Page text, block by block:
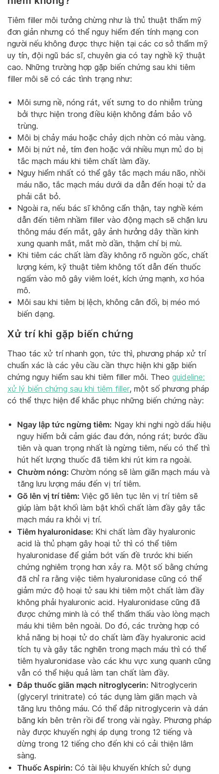
Tiêm filler môi tưởng chừng như là thủ thuật thẩm mỹ
đơn giản nhưng có thể nguy hiểm đến tính mạng con
người nếu không được thực hiện tại các cơ sở thẩm mỹ
uy tín, đội ngũ bác sĩ, chuyên gia có tay nghề kỹ thuật
cao. Những trường hợp gặp biến chứng sau khi tiêm
filler môi sẽ có các tình trạng như:
Môi sưng nề, nóng rát, vết sưng to do nhiễm trùng
bởi thực hiện trong điều kiện không đảm bảo vô
trùng.
Môi bị chảy máu hoặc chảy dịch nhờn có màu vàng.
Môi bị nứt nẻ, tím đen hoặc với nhiều mụn mủ do bị
tắc mạch máu khi tiêm chất làm đầy.
Nguy hiểm nhất có thể gây tắc mạch máu não, nhồi
máu não, tắc mạch máu dưới da dẫn đến hoại tử da
phải cắt bỏ.
Ngoài ra, nếu bác sĩ không cẩn thận, tay nghề kém
dẫn đến tiêm nhầm filler vào động mạch sẽ chặn lưu
thông máu đến mắt, gây ảnh hưởng dây thần kinh
xung quanh mắt, mắt mờ dần, thậm chí bị mù.
Khi tiêm các chất làm đầy không rõ nguồn gốc, chất
lượng kém, kỹ thuật tiêm không tốt dẫn đến thuốc
ngấm vào mô gây viêm loét, kích ứng mạnh, xơ hóa
mô.
Môi sau khi tiêm bị lệch, không cân đối, bị méo mó
biến dạng.
Xử trí khi gặp biến chứng
Thao tác xử trí nhanh gọn, tức thì, phương pháp xử trí
chuẩn xác là các yêu cầu cần thực hiện khi gặp biến
chứng nguy hiểm sau khi tiêm filler môi. Theo guideline:
xử lý biến chứng sau khi tiêm filler, một số phương pháp
có thể thực hiện để khắc phục những biến chứng này:
Ngay lập tức ngừng tiêm: Ngay khi nghi ngờ dấu hiệu
nguy hiểm bởi cảm giác đau đớn, nóng rát; bước đầu
tiên và quan trọng nhất là ngừng tiêm, nếu có thể thì
hút hết lượng thuốc đã tiêm khi rút kim ra ngoài.
Chườm nóng: Chườm nóng sẽ làm giãn mạch máu và
tăng lưu lượng máu đến vị trí tiêm.
Gõ lên vị trí tiêm: Việc gõ liên tục lên vị trí tiêm sẽ
giúp làm bật khối làm bật khối chất làm đầy gây tắc
mạch máu ra khỏi vị trí.
Tiêm hyaluronidase: Khi chất làm đầy hyaluronic
acid là thủ phạm gây hoại tử thì có thể tiêm
hyaluronidase để giảm bớt vấn đề trước khi biến
chứng nghiêm trọng hơn xảy ra. Một số bằng chứng
đã chỉ ra rằng việc tiêm hyaluronidase cũng có thể
giảm mức độ hoại tử sau khi tiêm một chất làm đầy
không phải hyaluronic acid. Hyaluronidase cũng đã
được chứng minh là có thể thẩm thấu vào lòng mạch
máu khi tiêm bên ngoài. Do đó, các trường hợp có
khả năng bị hoại tử do chất làm đầy hyaluronic acid
tích tụ và gây tắc nghẽn trong mạch máu thì có thể
tiêm hyaluronidase vào các khu vực xung quanh cũng
vẫn có thể hiệu quả làm tan chất làm đầy.
Đắp thuốc giãn mạch nitroglycerin: Nitroglycerin
(glyceryl trinitrate) có tác dụng làm giãn mạch và
tăng lưu thông máu. Có thể đắp nitroglycerin và dán
băng kín bên trên rồi để trong vài ngày. Phương pháp
này được khuyến nghị áp dụng trong 12 tiếng và
dừng trong 12 tiếng cho đến khi có cải thiện lâm
sàng.
Thuốc Aspirin: Có tài liệu khuyến khích sử dụng